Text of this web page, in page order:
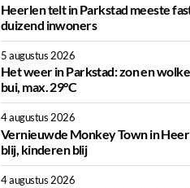
Heerlen telt in Parkstad meeste
duizend inwoners
5 augustus 2026
Het weer in Parkstad: zon en
bui, max. 29°C
4 augustus 2026
Vernieuwde Monkey Town in
blij, kinderen blij
4 augustus 2026